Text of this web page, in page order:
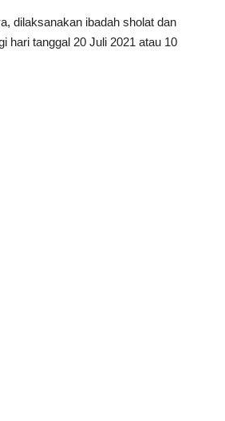
dilaksanakan ibadah sholat dan
hari tanggal 20 Juli 2021 atau 10